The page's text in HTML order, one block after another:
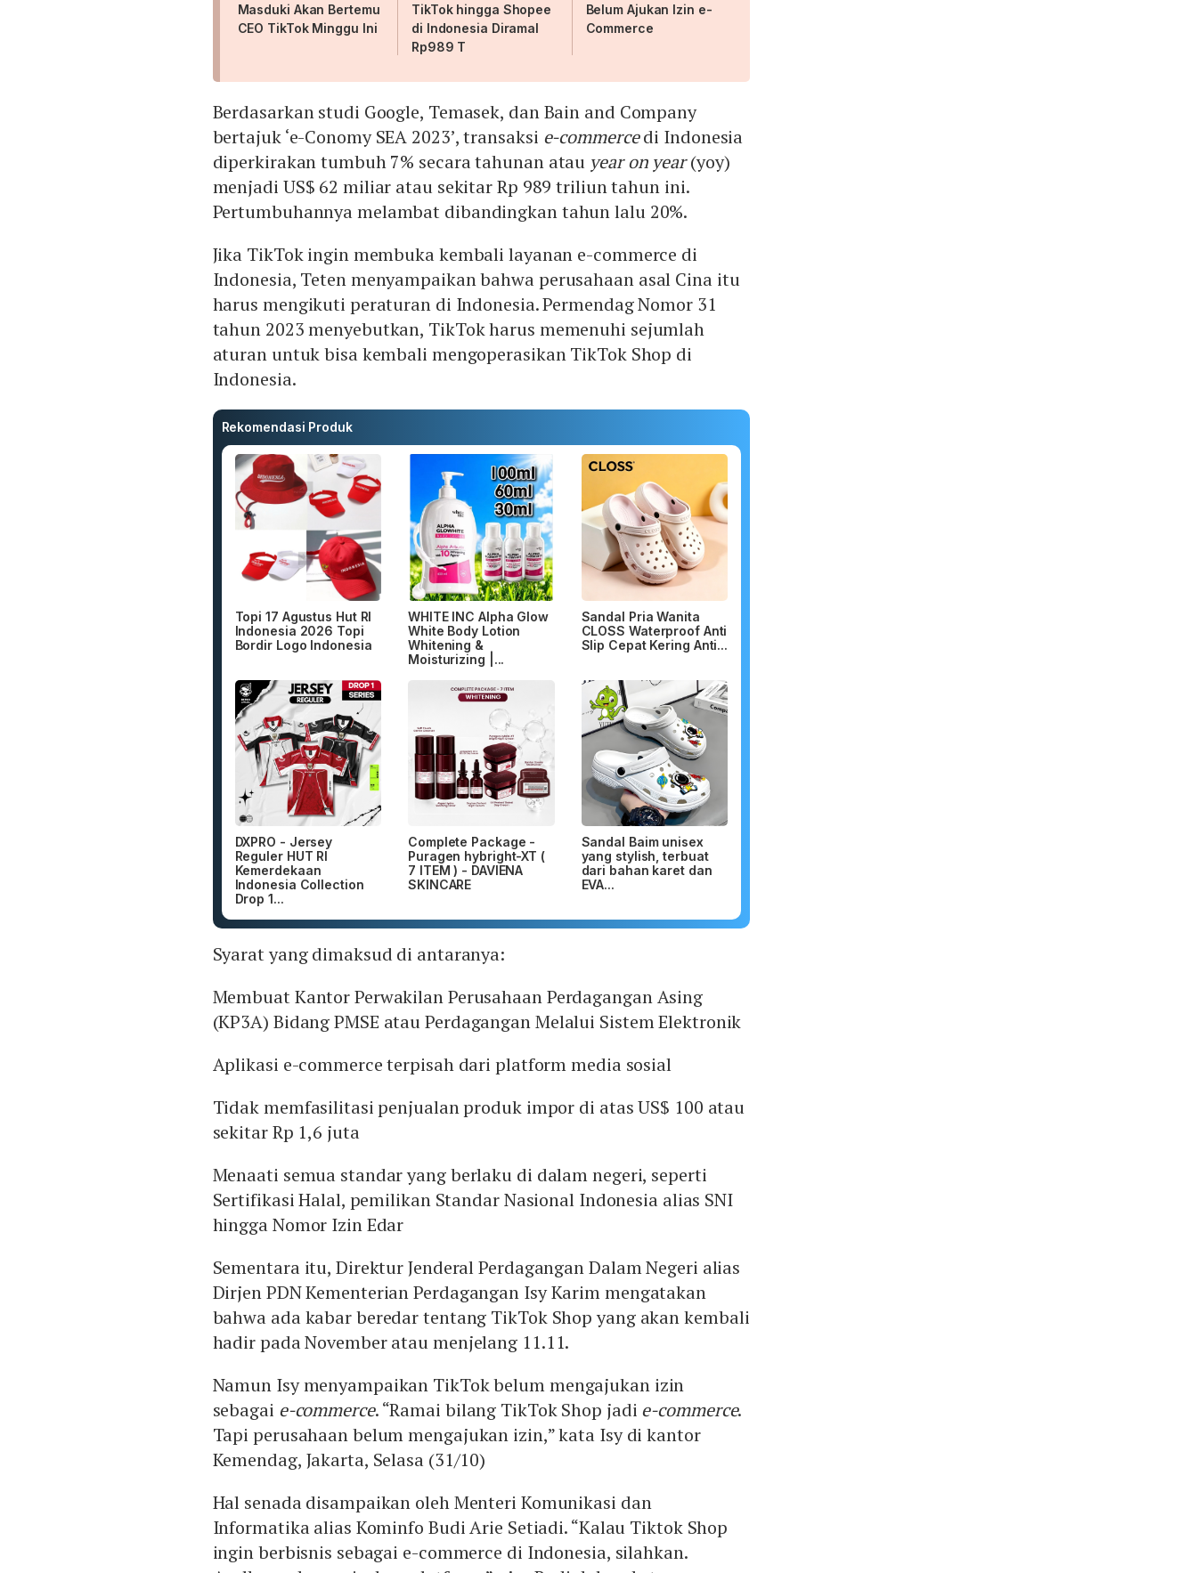
Masduki Akan Bertemu
CEO TikTok Minggu Ini
TikTok hingga Shopee
di Indonesia Diramal
Rp989 T
Belum Ajukan Izin e-
Commerce
Berdasarkan studi Google, Temasek, dan Bain and Company
bertajuk ‘e-Conomy SEA 2023’, transaksi e-commercedi Indonesia
diperkirakan tumbuh 7% secara tahunan atau year on year(yoy)
menjadi US$ 62 miliar atau sekitar Rp 989 triliun tahun ini.
Pertumbuhannya melambat dibandingkan tahun lalu 20%.
Jika TikTok ingin membuka kembali layanan e-commerce di
Indonesia, Teten menyampaikan bahwa perusahaan asal Cina itu
harus mengikuti peraturan di Indonesia. Permendag Nomor 31
tahun 2023 menyebutkan, TikTok harus memenuhi sejumlah
aturan untuk bisa kembali mengoperasikan TikTok Shop di
Indonesia.
Rekomendasi Produk
Topi 17 Agustus Hut RI
Indonesia 2026 Topi
Bordir Logo Indonesia
WHITE INC Alpha Glow
White Body Lotion
Whitening &
Moisturizing |...
Sandal Pria Wanita
CLOSS Waterproof Anti
Slip Cepat Kering Anti...
DXPRO - Jersey
Reguler HUT RI
Kemerdekaan
Indonesia Collection
Drop 1...
Complete Package -
Puragen hybright-XT (
7 ITEM ) - DAVIENA
SKINCARE
Sandal Baim unisex
yang stylish, terbuat
dari bahan karet dan
EVA...
Syarat yang dimaksud di antaranya:
Membuat Kantor Perwakilan Perusahaan Perdagangan Asing
(KP3A) Bidang PMSE atau Perdagangan Melalui Sistem Elektronik
Aplikasi e-commerce terpisah dari platform media sosial
Tidak memfasilitasi penjualan produk impor di atas US$ 100 atau
sekitar Rp 1,6 juta
Menaati semua standar yang berlaku di dalam negeri, seperti
Sertifikasi Halal, pemilikan Standar Nasional Indonesia alias SNI
hingga Nomor Izin Edar
Sementara itu, Direktur Jenderal Perdagangan Dalam Negeri alias
Dirjen PDN Kementerian Perdagangan Isy Karim mengatakan
bahwa ada kabar beredar tentang TikTok Shop yang akan kembali
hadir pada November atau menjelang 11.11.
Namun Isy menyampaikan TikTok belum mengajukan izin
sebagai e-commerce. “Ramai bilang TikTok Shop jadi e-commerce.
Tapi perusahaan belum mengajukan izin,” kata Isy di kantor
Kemendag, Jakarta, Selasa (31/10)
Hal senada disampaikan oleh Menteri Komunikasi dan
Informatika alias Kominfo Budi Arie Setiadi. “Kalau Tiktok Shop
ingin berbisnis sebagai e-commerce di Indonesia, silahkan.